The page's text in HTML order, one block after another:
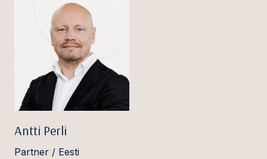
Antti Perli
Partner / Eesti